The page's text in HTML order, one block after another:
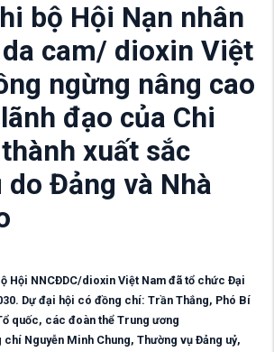
bộ Hội Nạn nhân
cam/ dioxin Việt
ngừng nâng cao
đạo của Chi
xuất sắc
do Đảng và Nhà
Hội NNCĐDC/dioxin Việt Nam đã tổ chức Đại
Dự đại hội có đồng chí: Trần Thắng, Phó Bí
quốc, các đoàn thể Trung ương
chí Nguyễn Minh Chung, Thường vụ Đảng uỷ,